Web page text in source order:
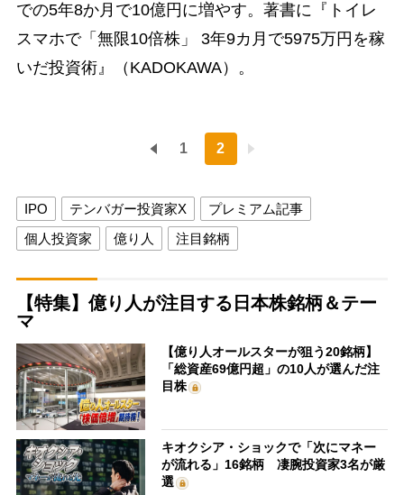
での5年8か月で10億円に増やす。著書に『トイレ
スマホで「無限10倍株」 3年9カ月で5975万円を稼
いだ投資術』（KADOKAWA）。
1 2
IPO テンバガー投資家X
プレミアム記事
個人投資家
億り人 注目銘柄
【特集】億り人が注目する日本株銘柄＆テー
マ
【億り人オールスターが狙う20銘柄】
「総資産69億円超」の10人が選んだ注
目株
キオクシア・ショックで「次にマネー
が流れる」16銘柄 凄腕投資家3名が厳
選